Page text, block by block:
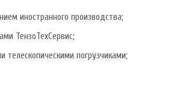
иностранного производства;
ТензоТехСервис;
телескопическими погрузчиками;